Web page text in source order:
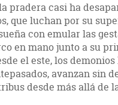
pradera casi ha
que luchan por su
con emular las
en mano junto a su
el este, los
avanzan sin
desde más allá de